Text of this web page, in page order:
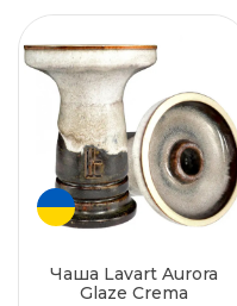
Чаша Lavart Aurora
Glaze Crema